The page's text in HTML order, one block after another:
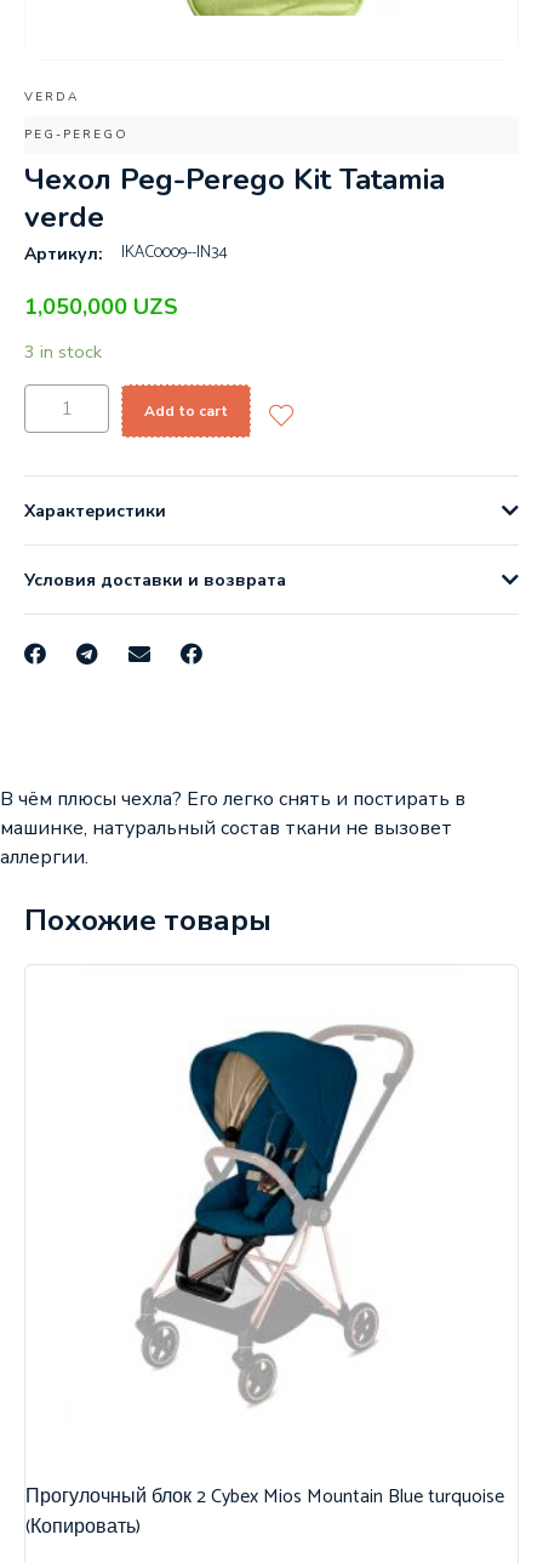
VERDA
PEG-PEREGO
Чехол Peg-Perego Kit Tatamia
verde
Артикул: IKAC0009--IN34
1,050,000 UZS
3 in stock
Add to cart
Характеристики
Условия доставки и возврата
В чём плюсы чехла? Его легко снять и постирать в
машинке, натуральный состав ткани не вызовет
аллергии.
Похожие товары
Прогулочный блок 2 Cybex Mios Mountain Blue turquoise
(Копировать)